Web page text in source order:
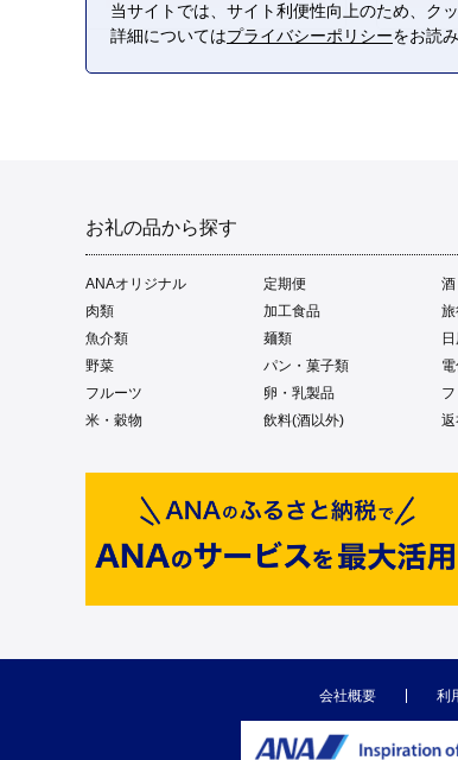
お礼の品から探す
ANAオリジナル 定期便
酒
肉類
加工食品
魚介類
麺類
野菜
パン・菓子類
フルーツ
卵・乳製品
米・穀物
飲料(酒以外) 返
会社概要 利
当サイトでは、サイト利便性向上のため、ク
詳細についてはプライバシーポリシーをお読